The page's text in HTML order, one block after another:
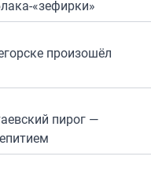
«зефирки»
произошёл
пирог —